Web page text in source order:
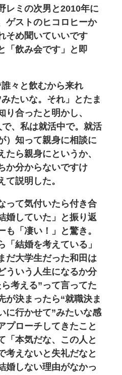
レミの次男と2010年に
ゲストのヒコロヒーか
そめ聞いていいです
「飲み会です」と即
々と飲むから来れ
たいな。それ」とたま
り合ったと明かし、
で、私は就活中で。就活
）知って親身に相談に
たら親身にというか、
か分からないですけ
て説明した。
って気付いたら付き合
婚していた」と振り返
も「凄い！」と驚き。
「結婚を考えている」
だ大学生だった和田は
ういう人生になるか分
考える”って言ってた
が決まったら“就職決ま
に行かせて”みたいな感
プローチしてきたこと
「本気だな、この人と
考えないと失礼だなと
婚しない理由がなかっ